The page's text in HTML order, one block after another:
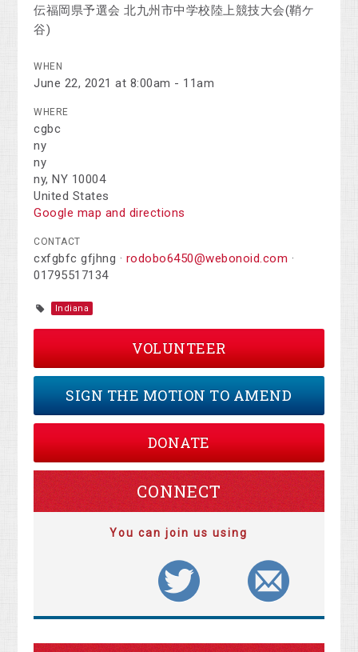
伝福岡県予選会 北九州市中学校陸上競技大会(鞘ケ
谷)
WHEN
June 22, 2021 at 8:00am - 11am
WHERE
cgbc
ny
ny
ny, NY 10004
United States
Google map and directions
CONTACT
cxfgbfc gfjhng · rodobo6450@webonoid.com ·
01795517134
Indiana
VOLUNTEER
SIGN THE MOTION TO AMEND
DONATE
CONNECT
You can join us using